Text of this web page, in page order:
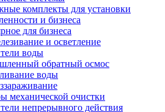
комплекты для установки
и бизнеса
для бизнеса
и осветление
воды
обратный осмос
воды
механической очистки
непрерывного действия